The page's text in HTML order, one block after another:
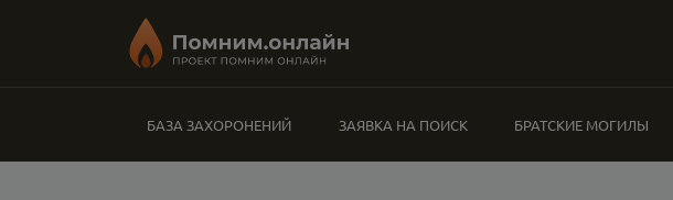
БАЗА ЗАХОРОНЕНИЙ ЗАЯВКА НА ПОИСК БРАТСКИЕ МОГИЛЫ